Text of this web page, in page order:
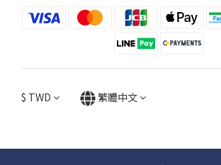
$ TWD 繁體中文